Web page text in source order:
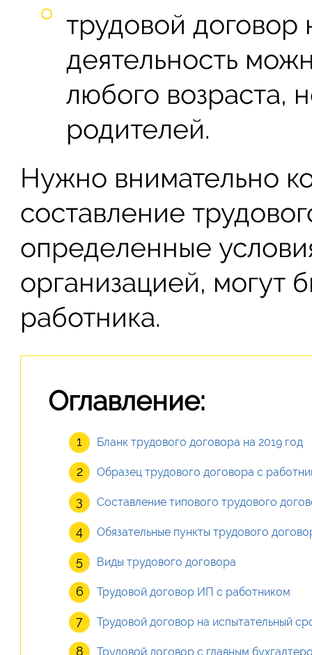
трудовой договор
деятельность
любого возраста,
родителей.
Нужно внимательно
составление
определенные
организацией, могут
работника.
Оглавление:
Бланк трудового договора на 2019 год
Образец трудового договора с
Составление типового трудового
Обязательные пункты трудового
Виды трудового договора
Трудовой договор ИП с работником
Трудовой договор на испытательный
Трудовой договор с главным